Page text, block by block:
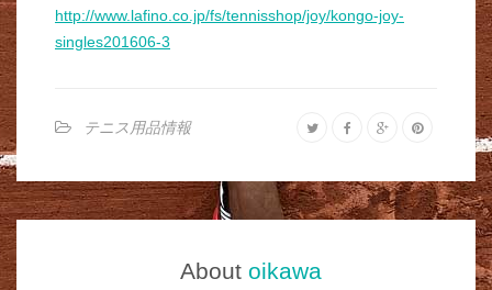
http://www.lafino.co.jp/fs/tennisshop/joy/kongo-joy-
singles201606-3
テニス用品情報
About oikawa